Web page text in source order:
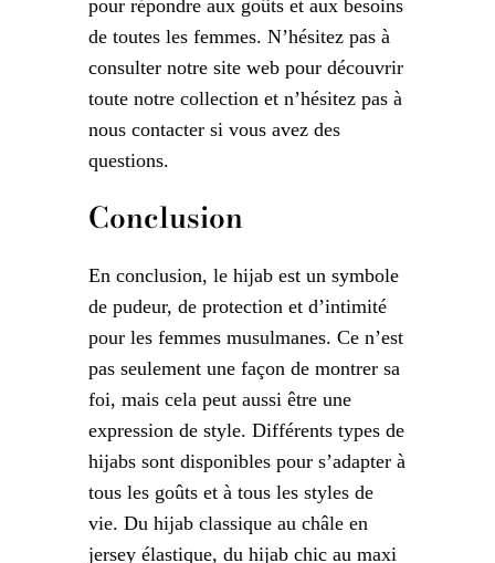
pour répondre aux goûts et aux besoins
de toutes les femmes. N’hésitez pas à
consulter notre site web pour découvrir
toute notre collection et n’hésitez pas à
nous contacter si vous avez des
questions.
Conclusion
En conclusion, le hijab est un symbole
de pudeur, de protection et d’intimité
pour les femmes musulmanes. Ce n’est
pas seulement une façon de montrer sa
foi, mais cela peut aussi être une
expression de style. Différents types de
hijabs sont disponibles pour s’adapter à
tous les goûts et à tous les styles de
vie. Du hijab classique au châle en
jersey élastique, du hijab chic au maxi